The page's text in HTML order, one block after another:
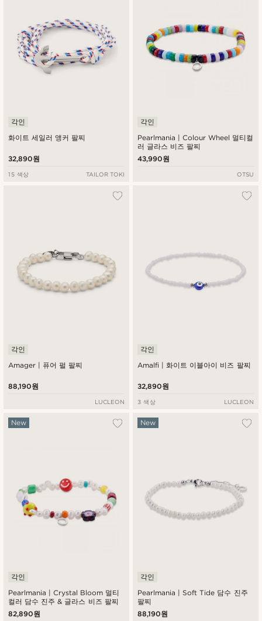
화이트 세일러 앵커 팔찌
각인
32,890원
15 색상 TAILOR TOKI
Pearlmania | Colour Wheel 멀티컬
러 글라스 비즈 팔찌
각인
43,990원
OTSU
Amager | 퓨어 펄 팔찌
각인
88,190원
LUCLEON
Amalfi | 화이트 이블아이 비즈 팔찌
각인
32,890원
3 색상 LUCLEON
Pearlmania | Crystal Bloom 멀티
컬러 담수 진주 & 글라스 비즈 팔찌
New
각인
82,890원
Pearlmania | Soft Tide 담수 진주
팔찌
New
각인
88,190원